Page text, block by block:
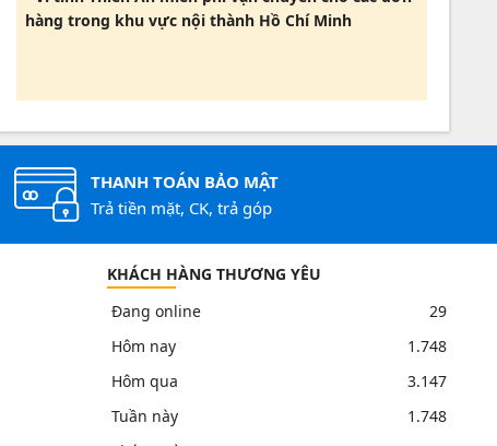
hàng trong khu vực nội thành Hồ Chí Minh
THANH TOÁN BẢO MẬT
Trả tiền mặt, CK, trả góp
KHÁCH HÀNG THƯƠNG YÊU
Đang online
29
Hôm nay
1.748
Hôm qua
3.147
Tuần này
1.748